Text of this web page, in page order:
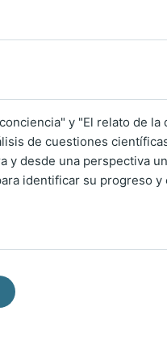
y "El relato de la
de cuestiones
y desde una perspectiva
identificar su progreso y